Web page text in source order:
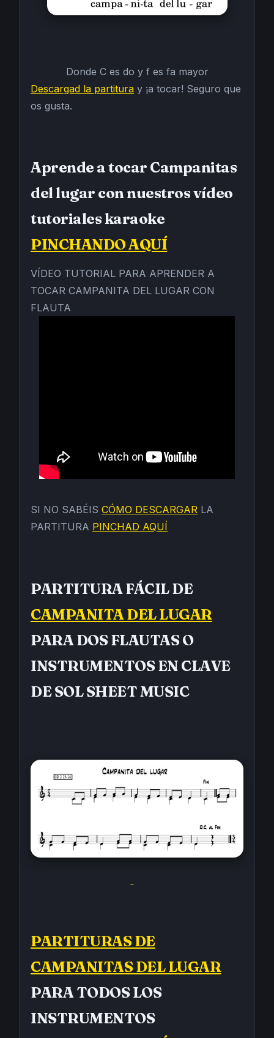
Donde C es do y f es fa mayor
Descargad la partitura y ¡a tocar! Seguro que
os gusta.
Aprende a tocar Campanitas
del lugar con nuestros vídeo
tutoriales karaoke
PINCHANDO AQUÍ
VÍDEO TUTORIAL PARA APRENDER A
TOCAR CAMPANITA DEL LUGAR CON
FLAUTA
SI NO SABÉIS CÓMO DESCARGAR LA
PARTITURA PINCHAD AQUÍ
PARTITURA FÁCIL DE
CAMPANITA DEL LUGAR
PARA DOS FLAUTAS O
INSTRUMENTOS EN CLAVE
DE SOL SHEET MUSIC
PARTITURAS DE
CAMPANITAS DEL LUGAR
PARA TODOS LOS
INSTRUMENTOS